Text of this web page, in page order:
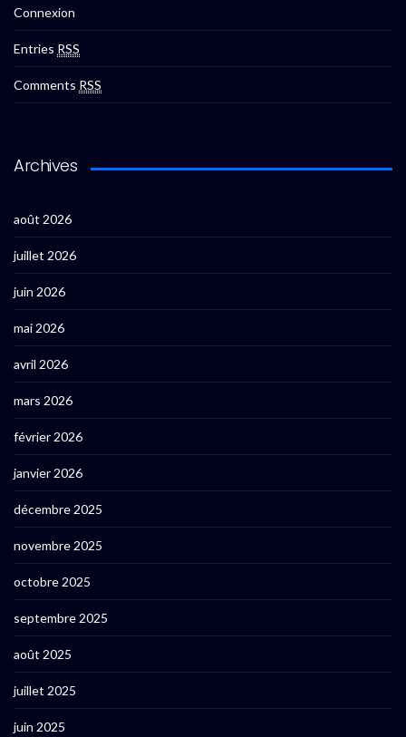
Connexion
Entries RSS
Comments RSS
Archives
août 2026
juillet 2026
juin 2026
mai 2026
avril 2026
mars 2026
février 2026
janvier 2026
décembre 2025
novembre 2025
octobre 2025
septembre 2025
août 2025
juillet 2025
juin 2025